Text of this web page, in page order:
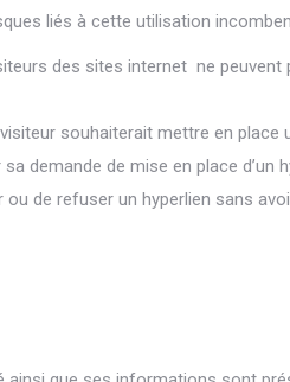
liés à cette utilisation
des sites internet ne
souhaiterait mettre en place
demande de mise en place d’un
ou de refuser un hyperlien sans